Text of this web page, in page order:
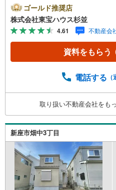
「未来カレンダー」のご
自宅リフォームをオンラ
ブ」。・ 不動産売却時、
CG加工ホームステイジ
理士による確定申告の
◆ご予約に際して◆日時
（居住中物件）の手配が
案内が可能となりますの
◆物件のご案内は◆弊社
え・最寄駅での待ち合わ
ち合わせなど、ご希望を
伝え頂けましたら、ご見
参ります。もちろん他の
きます。
ゴールド推奨店
株式会社東宝ハウス杉並
4.61 不動産会
資料をもらう
電話する
取り扱い不動産会社をも
新座市畑中3丁目